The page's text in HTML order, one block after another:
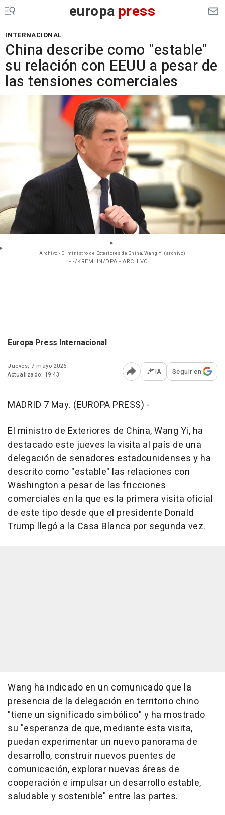
europa press
INTERNACIONAL
China describe como "estable"
su relación con EEUU a pesar de
las tensiones comerciales
Archivo - El ministro de Exteriores de China, Wang Yi (archivo)
- -/KREMLIN/DPA - ARCHIVO
Europa Press Internacional
Jueves, 7 mayo 2026
Actualizado: 19:43
Abrir opciones para
IA Seguir en
MADRID 7 May. (EUROPA PRESS) -
El ministro de Exteriores de China, Wang Yi, ha
destacado este jueves la visita al país de una
delegación de senadores estadounidenses y ha
descrito como "estable" las relaciones con
Washington a pesar de las fricciones
comerciales en la que es la primera visita oficial
de este tipo desde que el presidente Donald
Trump llegó a la Casa Blanca por segunda vez.
Wang ha indicado en un comunicado que la
presencia de la delegación en territorio chino
"tiene un significado simbólico" y ha mostrado
su "esperanza de que, mediante esta visita,
puedan experimentar un nuevo panorama de
desarrollo, construir nuevos puentes de
comunicación, explorar nuevas áreas de
cooperación e impulsar un desarrollo estable,
saludable y sostenible" entre las partes.